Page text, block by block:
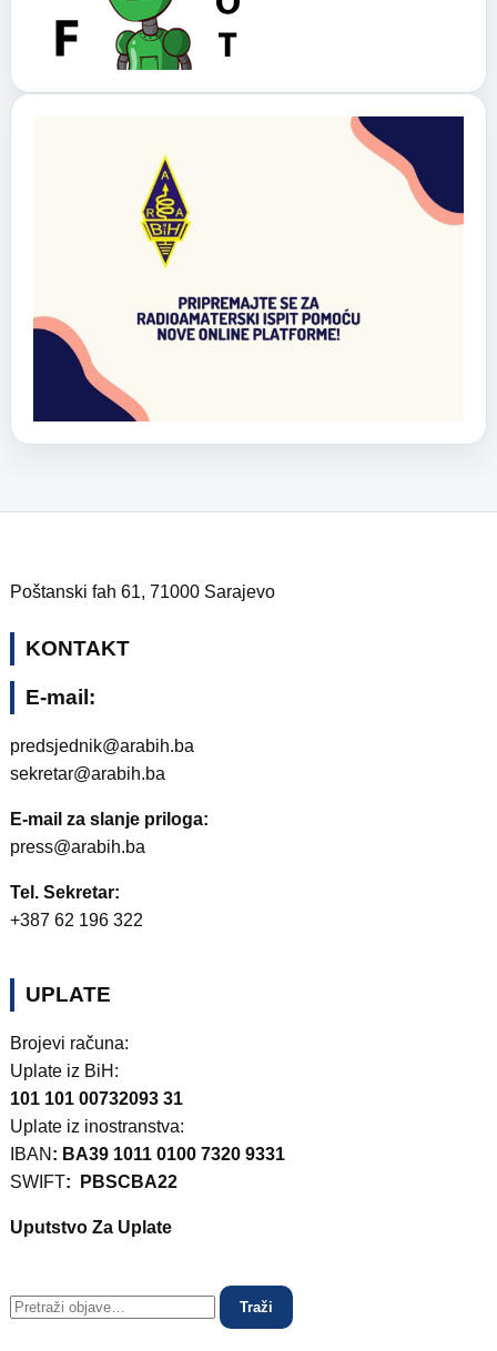
Poštanski fah 61, 71000 Sarajevo
KONTAKT
E-mail:
predsjednik@arabih.ba
sekretar@arabih.ba
E-mail za slanje priloga:
press@arabih.ba
Tel. Sekretar:
+387 62 196 322
UPLATE
Brojevi računa:
Uplate iz BiH:
101 101 00732093 31
Uplate iz inostranstva:
IBAN : BA39 1011 0100 7320 9331
SWIFT: PBSCBA22
Uputstvo Za Uplate
Traži